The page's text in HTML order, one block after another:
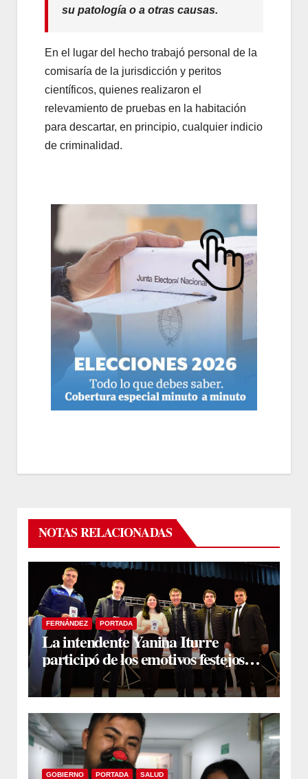
su patología o a otras causas.
En el lugar del hecho trabajó personal de la
comisaría de la jurisdicción y peritos
científicos, quienes realizaron el
relevamiento de pruebas en la habitación
para descartar, en principio, cualquier indicio
de criminalidad.
NOTAS RELACIONADAS
FERNÁNDEZ PORTADA
La intendente Yanina Iturre
participó de los emotivos festejos
por el Aniversario del Taekwon-Do
en Fernández
GOBIERNO PORTADA SALUD